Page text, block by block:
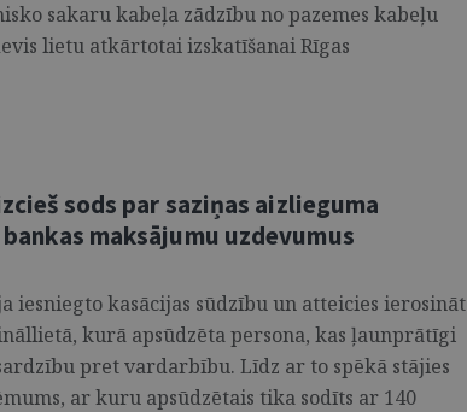
sakaru kabeļa zādzību no pazemes kabeļu
lietu atkārtotai izskatīšanai Rīgas
sods par saziņas aizlieguma
maksājumu uzdevumus
iesniegto kasācijas sūdzību un atteicies ierosināt
kurā apsūdzēta persona, kas ļaunprātīgi
pret vardarbību. Līdz ar to spēkā stājies
ar kuru apsūdzētais tika sodīts ar 140